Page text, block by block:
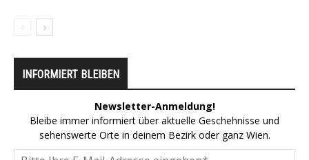
INFORMIERT BLEIBEN
Newsletter-Anmeldung!
Bleibe immer informiert über aktuelle Geschehnisse und
sehenswerte Orte in deinem Bezirk oder ganz Wien.